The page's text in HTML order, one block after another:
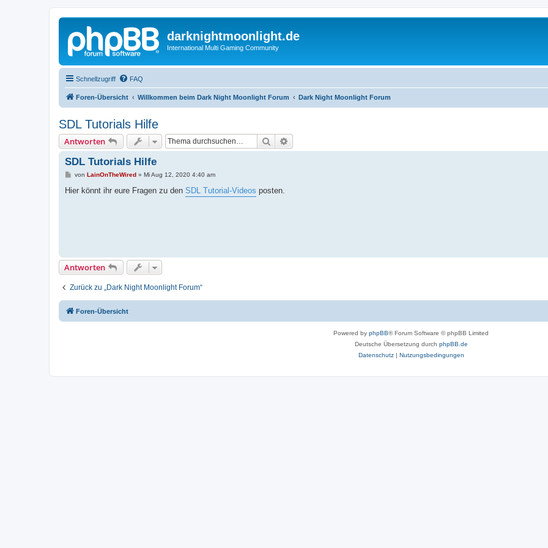
darknightmoonlight.de
International Multi Gaming Community
Schnellzugriff FAQ
Foren-Übersicht Willkommen beim Dark Night Moonlight Forum Dark Night Moonlight Forum
SDL Tutorials Hilfe
Antworten Suche
SDL Tutorials Hilfe
B
i
von LainOnTheWired» Mi Aug 12, 2020 4:40 am
Hier könnt ihr eure Fragen zu den SDL Tutorial-Videos posten.
Antworten
Zurück zu „Dark Night Moonlight Forum“
Foren-Übersicht
Powered by phpBB® Forum Software © phpBB Limited
Deutsche Übersetzung durch phpBB.de
Datenschutz| Nutzungsbedingungen